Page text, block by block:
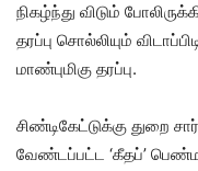
நிகழ்ந்து விடும்
தரப்பு சொல்லியும்
மாண்புமிகு தரப்பு.
சிண்டிகேட்டுக்கு துறை
வேண்டப்பட்ட ‘கீதப்’